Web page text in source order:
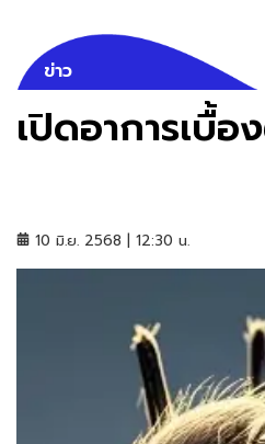
ข่าว
เปิดอาการเบื้
10 มิ.ย. 2568 | 12:30 น.